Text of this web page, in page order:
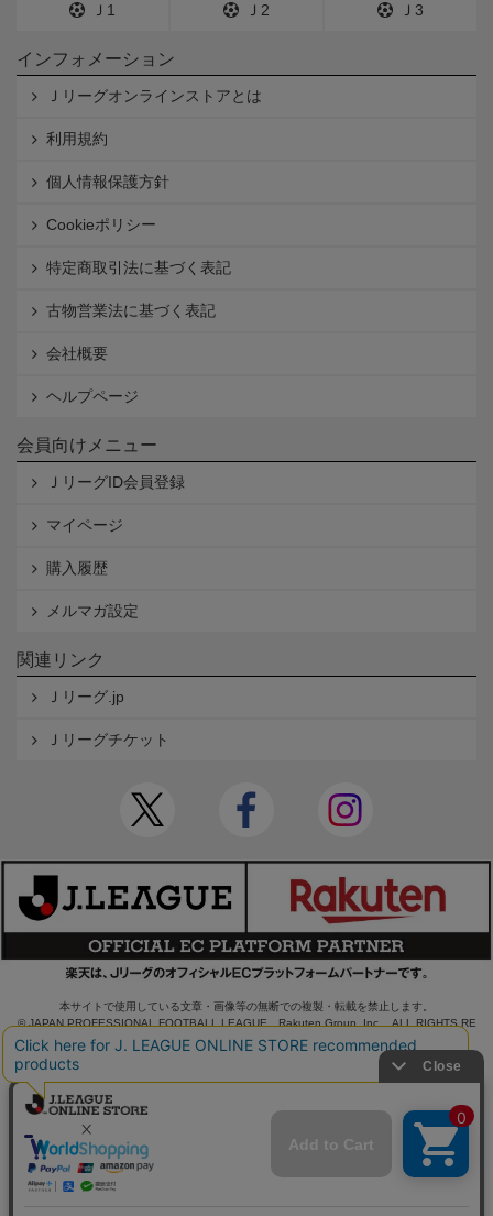
Ｊ1 Ｊ2 Ｊ3
インフォメーション
Ｊリーグオンラインストアとは
利用規約
個人情報保護方針
Cookieポリシー
特定商取引法に基づく表記
古物営業法に基づく表記
会社概要
ヘルプページ
会員向けメニュー
ＪリーグID会員登録
マイページ
購入履歴
メルマガ設定
関連リンク
Ｊリーグ.jp
Ｊリーグチケット
本サイトで使用している文章・画像等の無断での複製・転載を禁止します。
© JAPAN PROFESSIONAL FOOTBALL LEAGUE Rakuten Group, Inc. ALL RIGHTS RE
SERVED.